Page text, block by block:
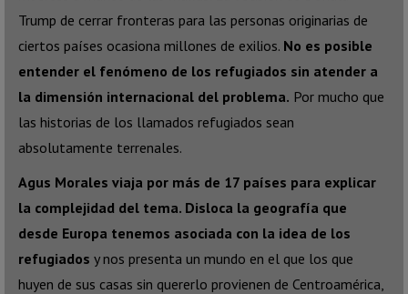
Trump de cerrar fronteras para las personas originarias de
ciertos países ocasiona millones de exilios. No es posible
entender el fenómeno de los refugiados sin atender a
la dimensión internacional del problema. Por mucho que
las historias de los llamados refugiados sean
absolutamente terrenales.
Agus Morales viaja por más de 17 países para explicar
la complejidad del tema. Disloca la geografía que
desde Europa tenemos asociada con la idea de los
refugiados y nos presenta un mundo en el que los que
huyen de sus casas sin quererlo provienen de Centroamérica,